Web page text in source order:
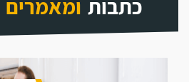
כתבות ומאמרים